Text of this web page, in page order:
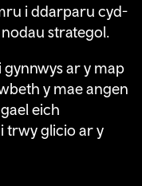
i ddarparu cyd-
strategol.
gynnwys ar y map
y mae angen
eich
trwy glicio ar y